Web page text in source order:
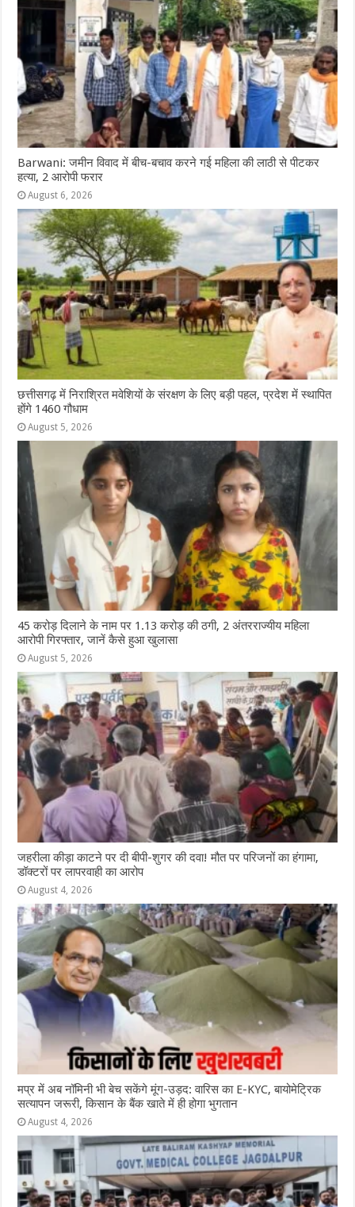
Barwani: जमीन विवाद में बीच-बचाव करने गई महिला की लाठी से पीटकर
हत्या, 2 आरोपी फरार
August 6, 2026
छत्तीसगढ़ में निराश्रित मवेशियों के संरक्षण के लिए बड़ी पहल, प्रदेश में स्थापित
होंगे 1460 गौधाम
August 5, 2026
45 करोड़ दिलाने के नाम पर 1.13 करोड़ की ठगी, 2 अंतरराज्यीय महिला
आरोपी गिरफ्तार, जानें कैसे हुआ खुलासा
August 5, 2026
जहरीला कीड़ा काटने पर दी बीपी-शुगर की दवा! मौत पर परिजनों का हंगामा,
डॉक्टरों पर लापरवाही का आरोप
August 4, 2026
मप्र में अब नॉमिनी भी बेच सकेंगे मूंग-उड़द: वारिस का E-KYC, बायोमेट्रिक
सत्यापन जरूरी, किसान के बैंक खाते में ही होगा भुगतान
August 4, 2026